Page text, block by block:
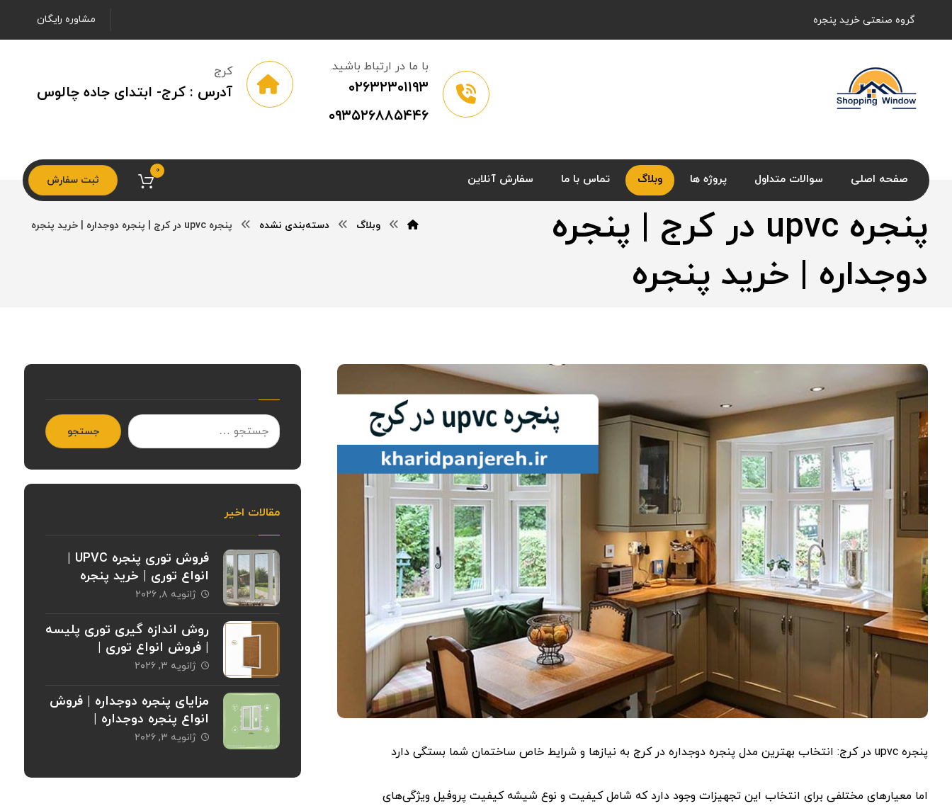
گروه صنعتی خرید پنجره مشاوره رایگان
کرج
آدرس : کرج- ابتدای جاده چالوس
با ما در ارتباط باشید.
۰۲۶۳۲۳۰۱۱۹۳
۰۹۳۵۲۶۸۸۵۴۴۶
صفحه اصلی سوالات متداول پروژه ها وبلاگ تماس با ما سفارش آنلاین ثبت سفارش
0
پنجره upvc در کرج | پنجره
دوجداره | خرید پنجره
وبلاگ دسته‌بندی نشده پنجره upvc در کرج | پنجره دوجداره | خرید پنجره
پنجره upvc در کرج: انتخاب بهترین مدل پنجره دوجداره در کرج به نیازها و شرایط خاص ساختمان شما بستگی دارد
اما معیارهای مختلفی برای انتخاب این تجهیزات وجود دارد که شامل کیفیت و نوع شیشه کیفیت پروفیل ویژگی‌های
جستجو
مقالات اخیر
فروش توری پنجره UPVC |
انواع توری | خرید پنجره
ژانویه ۸, ۲۰۲۶
روش اندازه گیری توری پلیسه
| فروش انواع توری |
خریدپنجره
ژانویه ۳, ۲۰۲۶
مزایای پنجره دوجداره | فروش
انواع پنجره دوجداره |
خریدپنجره
ژانویه ۳, ۲۰۲۶